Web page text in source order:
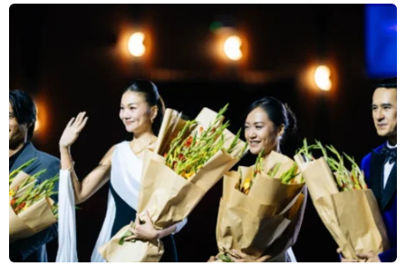
Hàng loạt các hoạt động phong phú như triển lãm ảnh,
biểu diễn nhạc cụ dân tộc, vẽ tranh và nặn tượng tò he,
giới thiệu nghệ thuật ẩm thực… đã gây ra sự bất ngờ
thú vị với khách tham quan.